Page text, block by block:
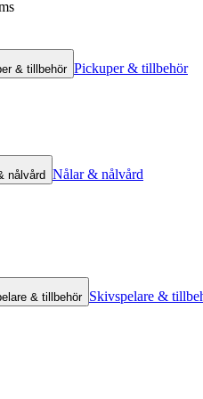
& tillbehör Pickuper & tillbehör
nålvård Nålar & nålvård
& tillbehör Skivspelare &